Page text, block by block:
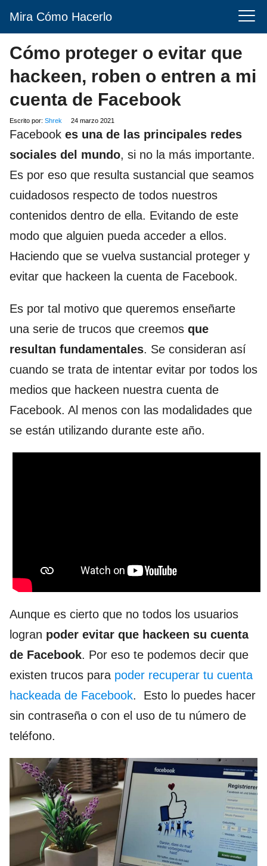
Mira Cómo Hacerlo
Cómo proteger o evitar que
hackeen, roben o entren a mi
cuenta de Facebook
Escrito por: Shrek 24 marzo 2021
Facebook es una de las principales redes
sociales del mundo, si no la más importante.
Es por eso que resulta sustancial que seamos
cuidadosos respecto de todos nuestros
contenidos dentro de ella. Evitando de este
modo que alguien pueda acceder a ellos.
Haciendo que se vuelva sustancial proteger y
evitar que hackeen la cuenta de Facebook.
Es por tal motivo que queremos enseñarte
una serie de trucos que creemos que
resultan fundamentales. Se consideran así
cuando se trata de intentar evitar por todos los
medios que hackeen nuestra cuenta de
Facebook. Al menos con las modalidades que
se están utilizando durante este año.
Aunque es cierto que no todos los usuarios
logran poder evitar que hackeen su cuenta
de Facebook. Por eso te podemos decir que
existen trucos para poder recuperar tu cuenta
hackeada de Facebook. Esto lo puedes hacer
sin contraseña o con el uso de tu número de
teléfono.